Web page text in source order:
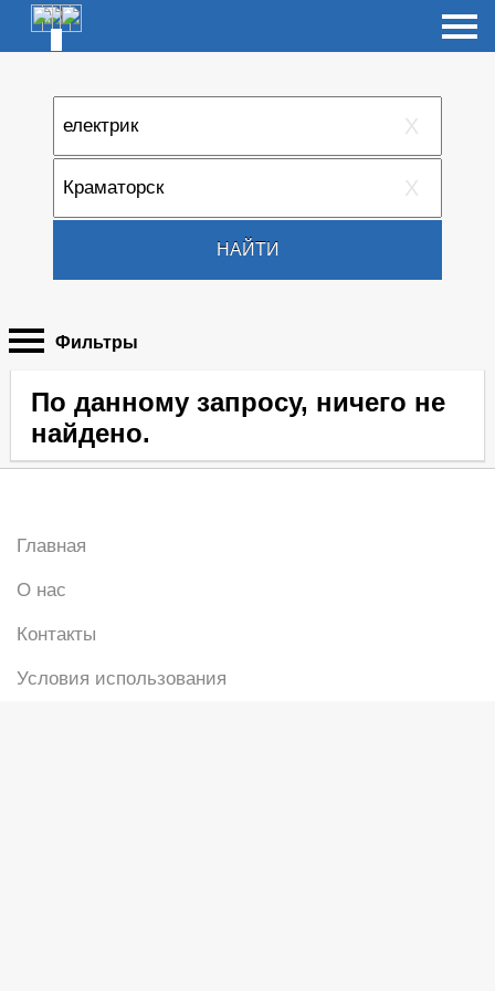
X
X
НАЙТИ
Фильтры
По данному запросу, ничего не
найдено.
Главная
О нас
Контакты
Условия использования